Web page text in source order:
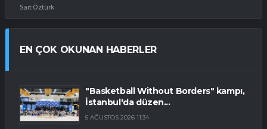
Sait Öztürk
EN ÇOK OKUNAN HABERLER
"Basketball Without Borders" kampı,
İstanbul'da düzen...
5 AĞUSTOS 2026 11:34